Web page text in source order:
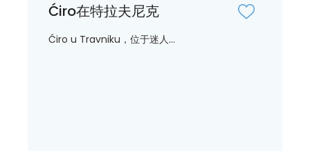
Ćiro在特拉夫尼克
Ćiro u Travniku，位于迷人...